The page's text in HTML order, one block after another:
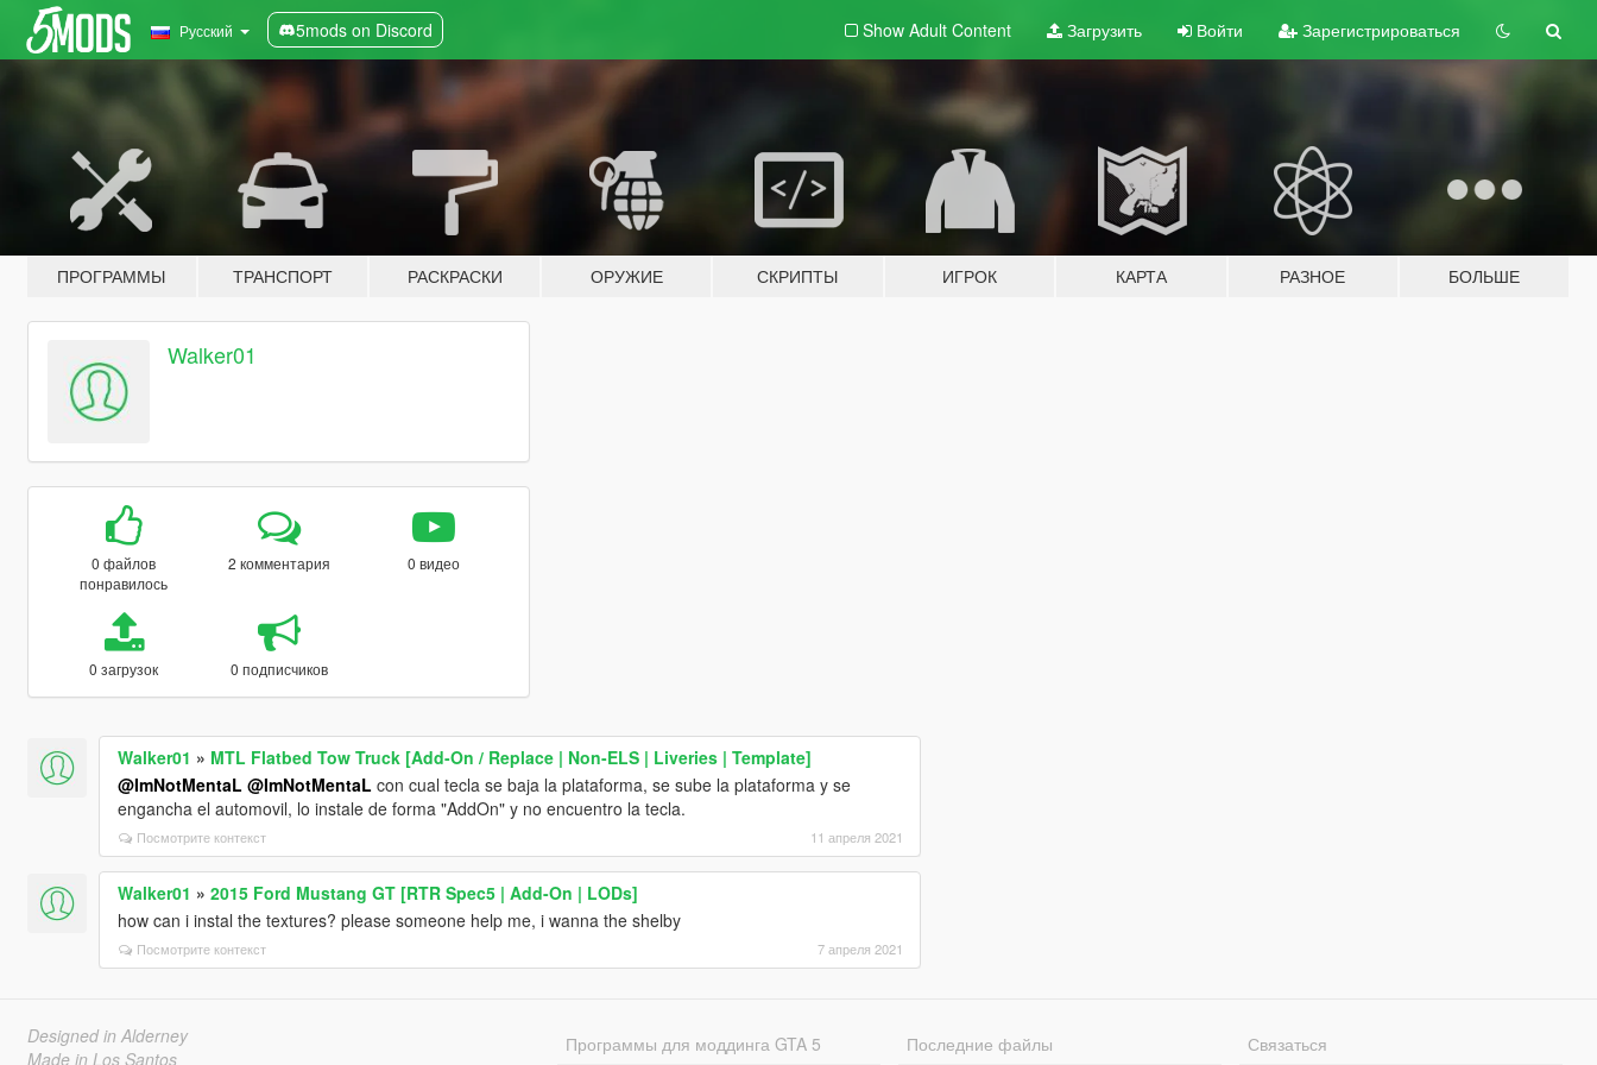
Русский 5mods on Discord Show Adult Content Загрузить Войти Зарегистрироваться
ПРОГРАММЫ ТРАНСПОРТ РАСКРАСКИ ОРУЖИЕ СКРИПТЫ ИГРОК КАРТА РАЗНОЕ БОЛЬШЕ
Walker01
0 файлов
понравилось
2 комментария 0 видео
0 загрузок 0 подписчиков
Walker01 » MTL Flatbed Tow Truck [Add-On / Replace | Non-ELS | Liveries | Template]
@ImNotMentaL @ImNotMentaL con cual tecla se baja la plataforma, se sube la plataforma y se
engancha el automovil, lo instale de forma "AddOn" y no encuentro la tecla.
Посмотрите контекст 11 апреля 2021
Walker01 » 2015 Ford Mustang GT [RTR Spec5 | Add-On | LODs]
how can i instal the textures? please someone help me, i wanna the shelby
Посмотрите контекст 7 апреля 2021
Designed in Alderney
Made in Los Santos
Программы для моддинга GTA 5 Последние файлы Связаться